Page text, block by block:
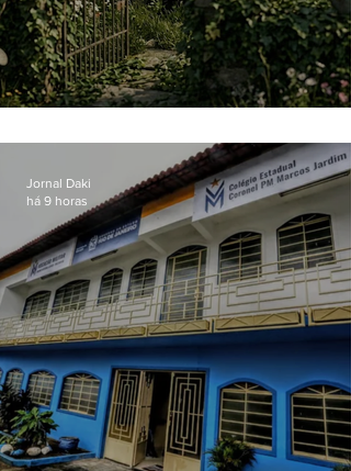
Jornal Daki
há 9 horas